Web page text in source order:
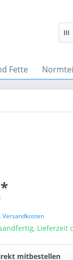
Fette
Versandkosten
Lieferzeit
mitbestellen